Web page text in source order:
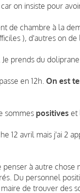
on insiste pour
de chambre à la
), d'autres on de
prends du doliprane.
en 12h. On est
sommes positives et
12 avril mais j'ai 2
à autre chose
Du personnel
de trouver des